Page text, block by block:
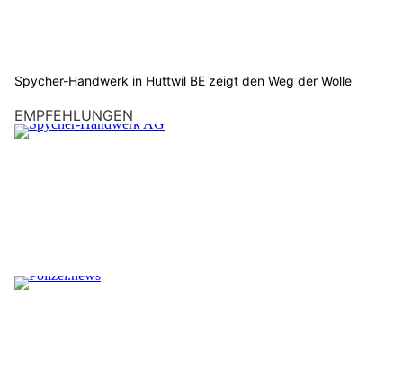
Spycher-Handwerk in Huttwil BE zeigt den Weg der Wolle
EMPFEHLUNGEN